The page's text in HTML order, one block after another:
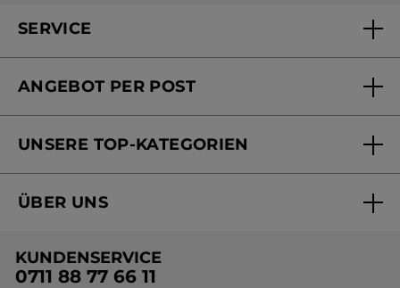
SERVICE
Mein Konto
Online Preisliste
ANGEBOT PER POST
Versandhandel Preisliste
UNSERE TOP-KATEGORIEN
Black Friday Yves Rocher
Geschenkideen Yves Rocher
ÜBER UNS
Umweltstiftung YR
KUNDENSERVICE
0711 88 77 66 11